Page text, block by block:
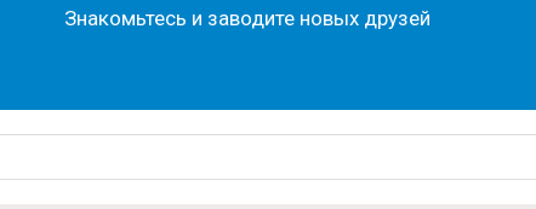
Знакомьтесь и заводите новых друзей